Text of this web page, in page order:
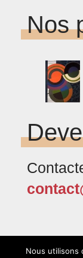
Nos
Nous utilisons